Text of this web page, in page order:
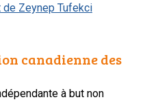
Zeynep Tufekci
canadienne des
à but non